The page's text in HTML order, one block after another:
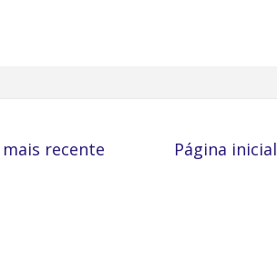
recente Página inicial